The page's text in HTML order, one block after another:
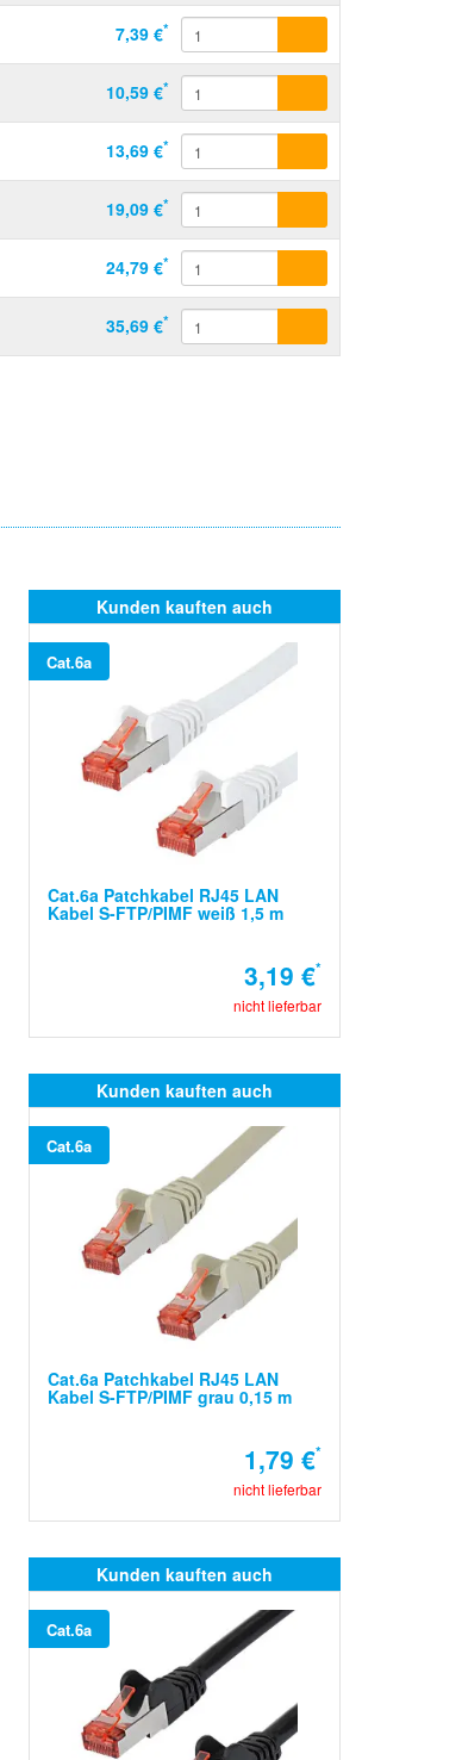
7,39 €*
10,59 €*
13,69 €*
19,09 €*
24,79 €*
35,69 €*
Kunden kauften auch
Cat.6a
Cat.6a Patchkabel RJ45 LAN
Kabel S-FTP/PIMF weiß 1,5 m
3,19 €*
nicht lieferbar
Kunden kauften auch
Cat.6a
Cat.6a Patchkabel RJ45 LAN
Kabel S-FTP/PIMF grau 0,15 m
1,79 €*
nicht lieferbar
Kunden kauften auch
Cat.6a